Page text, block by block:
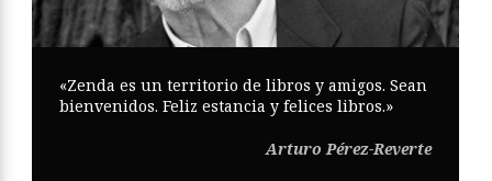
«Zenda es un territorio de libros y amigos. Sean
bienvenidos. Feliz estancia y felices libros.»
Arturo Pérez-Reverte